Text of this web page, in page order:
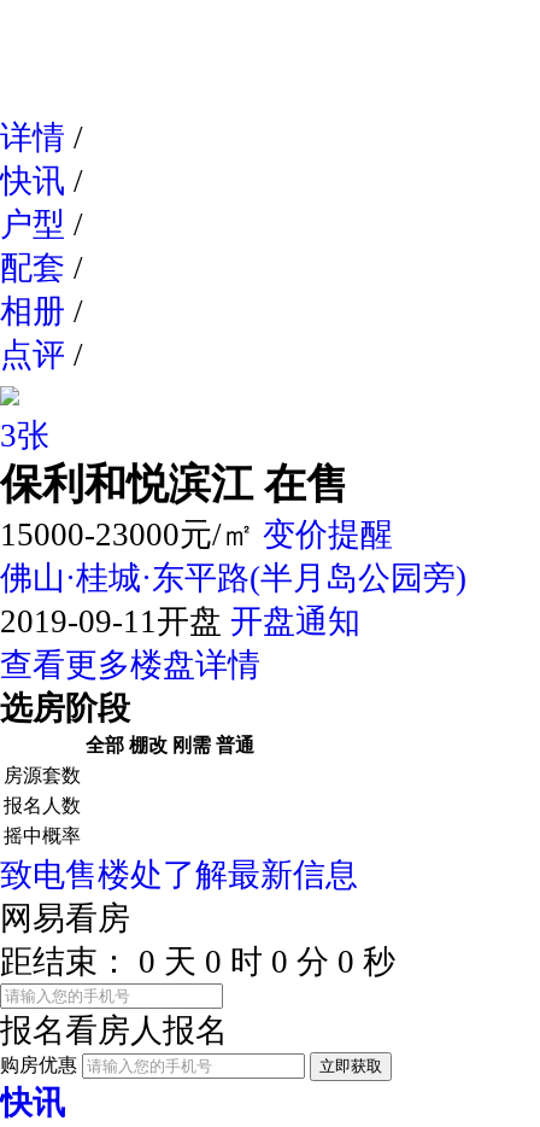
详情 /
快讯 /
户型 /
配套 /
相册 /
点评 /
3张
保利和悦滨江 在售
15000-23000元/㎡ 变价提醒
佛山·桂城·东平路(半月岛公园旁)
2019-09-11开盘 开盘通知
查看更多楼盘详情
选房阶段
全部 棚改 刚需 普通
房源套数
报名人数
摇中概率
致电售楼处了解最新信息
网易看房
距结束：
0 天 0 时 0 分 0 秒
报名看房人报名
购房优惠 立即获取
快讯